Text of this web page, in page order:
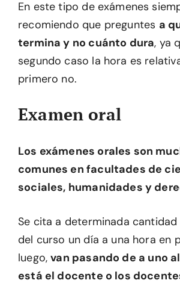
En este tipo de exámenes
recomiendo que preguntes a
termina y no cuánto dura, ya
segundo caso la hora es
primero no.
Examen oral
Los exámenes orales son
comunes en facultades de
sociales, humanidades y
Se cita a determinada cantidad
del curso un día a una hora en
luego,van pasando de a uno
está el docente o los